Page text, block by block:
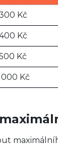
Kč
Kč
Kč
000 Kč